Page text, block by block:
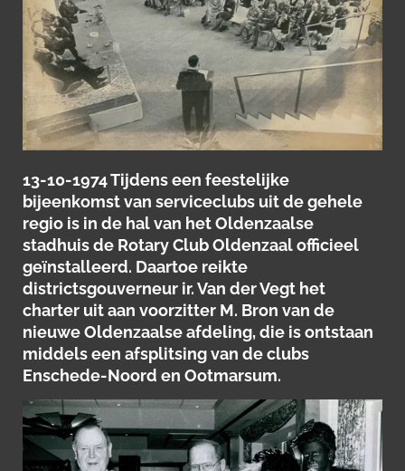
13-10-1974 Tijdens een feestelijke
bijeenkomst van serviceclubs uit de gehele
regio is in de hal van het Oldenzaalse
stadhuis de Rotary Club Oldenzaal officieel
geïnstalleerd. Daartoe reikte
districtsgouverneur ir. Van der Vegt het
charter uit aan voorzitter M. Bron van de
nieuwe Oldenzaalse afdeling, die is ontstaan
middels een afsplitsing van de clubs
Enschede-Noord en Ootmarsum.